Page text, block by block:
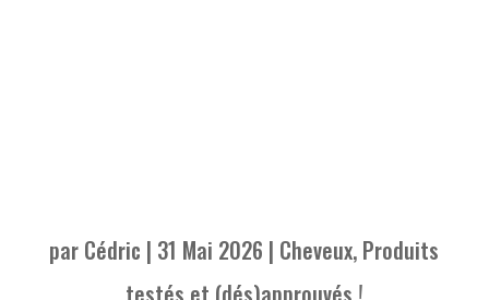
par Cédric | 31 Mai 2026 | Cheveux, Produits
testés et (dés)approuvés !